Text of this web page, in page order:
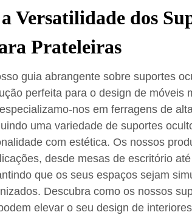
Versatilidade dos
Prateleiras
guia abrangente sobre suportes
perfeita para o design de móveis
nos em ferragens de
uma variedade de suportes
com estética. Os nossos
desde mesas de escritório
que os seus espaços sejam
Descubra como os nossos
elevar o seu design de